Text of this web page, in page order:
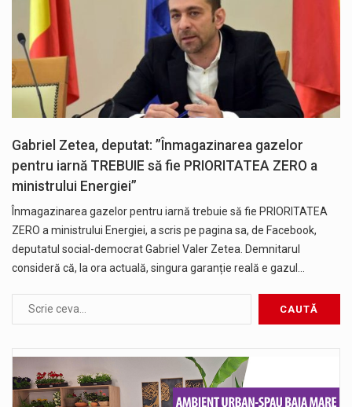
Gabriel Zetea, deputat: ”Înmagazinarea gazelor
pentru iarnă TREBUIE să fie PRIORITATEA ZERO a
ministrului Energiei”
Înmagazinarea gazelor pentru iarnă trebuie să fie PRIORITATEA
ZERO a ministrului Energiei, a scris pe pagina sa, de Facebook,
deputatul social-democrat Gabriel Valer Zetea. Demnitarul
consideră că, la ora actuală, singura garanție reală e gazul…